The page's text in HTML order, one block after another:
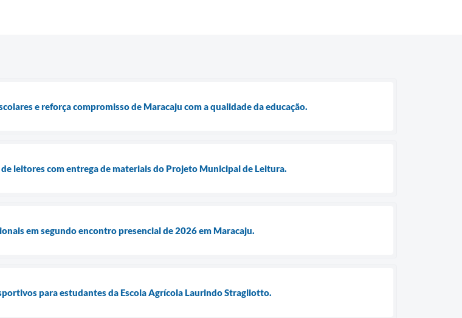
e reforça compromisso de Maracaju com a qualidade da educação.
leitores com entrega de materiais do Projeto Municipal de Leitura.
em segundo encontro presencial de 2026 em Maracaju.
para estudantes da Escola Agrícola Laurindo Stragliotto.